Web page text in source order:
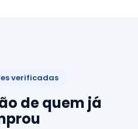
verificadas
de quem já